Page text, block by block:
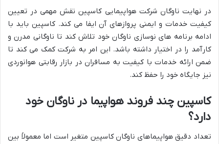
در نهایت ناوگان شرکت هواپیمایی کاسپین نقش مهمی در تعیین
کیفیت خدمات و ایمنی پروازهای آن ایفا می کند. کاسپین باید با
ادامه برنامه های نوسازی ناوگان خود تلاش کند تا ناوگانی مدرن و
کارآمد را در اختیار داشته باشد. این امر به شرکت کمک می کند تا
ضمن ارائه خدمات با کیفیت به مسافران در بازار رقابتی هوانوردی
نیز جایگاه خود را حفظ کند.
کاسپین چند فروند هواپیما در ناوگان خود
دارد؟
تعداد دقیق هواپیماهای ناوگان کاسپین متغیر است اما معمولاً بین